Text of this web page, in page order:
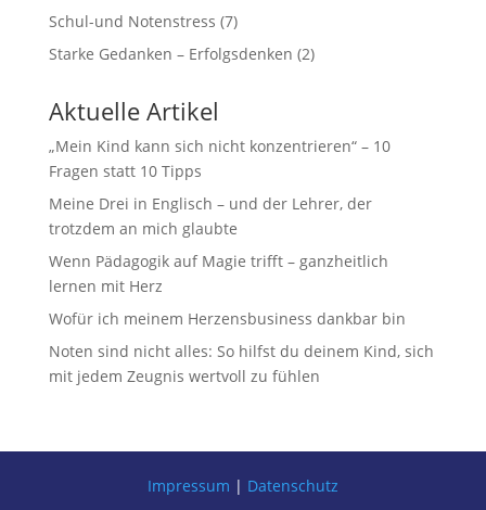
Schul-und Notenstress (7)
Starke Gedanken – Erfolgsdenken (2)
Aktuelle Artikel
„Mein Kind kann sich nicht konzentrieren“ – 10
Fragen statt 10 Tipps
Meine Drei in Englisch – und der Lehrer, der
trotzdem an mich glaubte
Wenn Pädagogik auf Magie trifft – ganzheitlich
lernen mit Herz
Wofür ich meinem Herzensbusiness dankbar bin
Noten sind nicht alles: So hilfst du deinem Kind, sich
mit jedem Zeugnis wertvoll zu fühlen
Impressum | Datenschutz